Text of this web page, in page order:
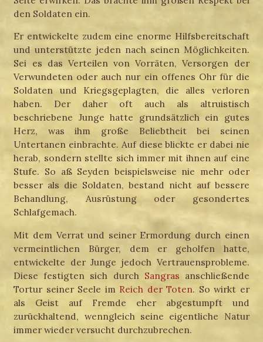
den Soldaten ein.
Er entwickelte zudem eine enorme Hilfsbereitschaft
und unterstützte jeden nach seinen Möglichkeiten.
Sei es das Verteilen von Vorräten, Versorgen der
Verwundeten oder auch nur ein offenes Ohr für die
Soldaten und Kriegsgeplagten, die alles verloren
haben. Der daher oft auch als altruistisch
beschriebene Junge hatte grundsätzlich ein gutes
Herz, was ihm große Beliebtheit bei seinen
Untertanen einbrachte. Auf diese blickte er dabei nie
herab, sondern stellte sich immer mit ihnen auf eine
Stufe. So aß Seyden beispielsweise nie mehr oder
besser als die Soldaten, bestand nicht auf bessere
Behandlung, Ausrüstung oder gesondertes
Schlafgemach.
Mit dem Verrat und seiner Ermordung durch einen
vermeintlichen Bürger, dem er geholfen hatte,
entwickelte der Junge jedoch Vertrauensprobleme.
Diese festigten sich durch Sangras anschließende
Tortur seiner Seele im Reich der Toten. So wirkt er
als Geist auf Fremde eher abgestumpft und
zurückhaltend, wenngleich seine eigentliche Natur
immer wieder versucht durchzubrechen.